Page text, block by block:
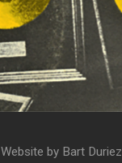
Website by Bart Duriez